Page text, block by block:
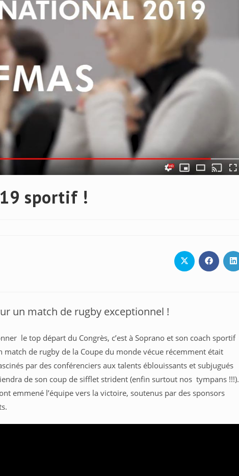
sportif !
Ouvrir
dans
Ouvrir
dans
un match de rugby exceptionnel !
le top départ du Congrès, c’est à Soprano et son coach sportif
match de rugby de la Coupe du monde vécue récemment était
par des conférenciers aux talents éblouissants et subjugués
de son coup de sifflet strident (enfin surtout nos tympans !!!).
emmené l’équipe vers la victoire, soutenus par des sponsors